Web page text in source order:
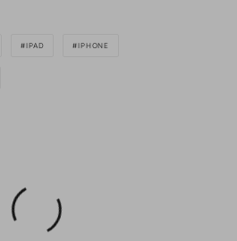
IPAD IPHONE